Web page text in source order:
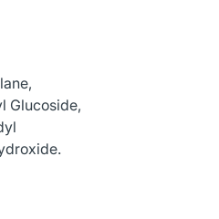
Glucoside,